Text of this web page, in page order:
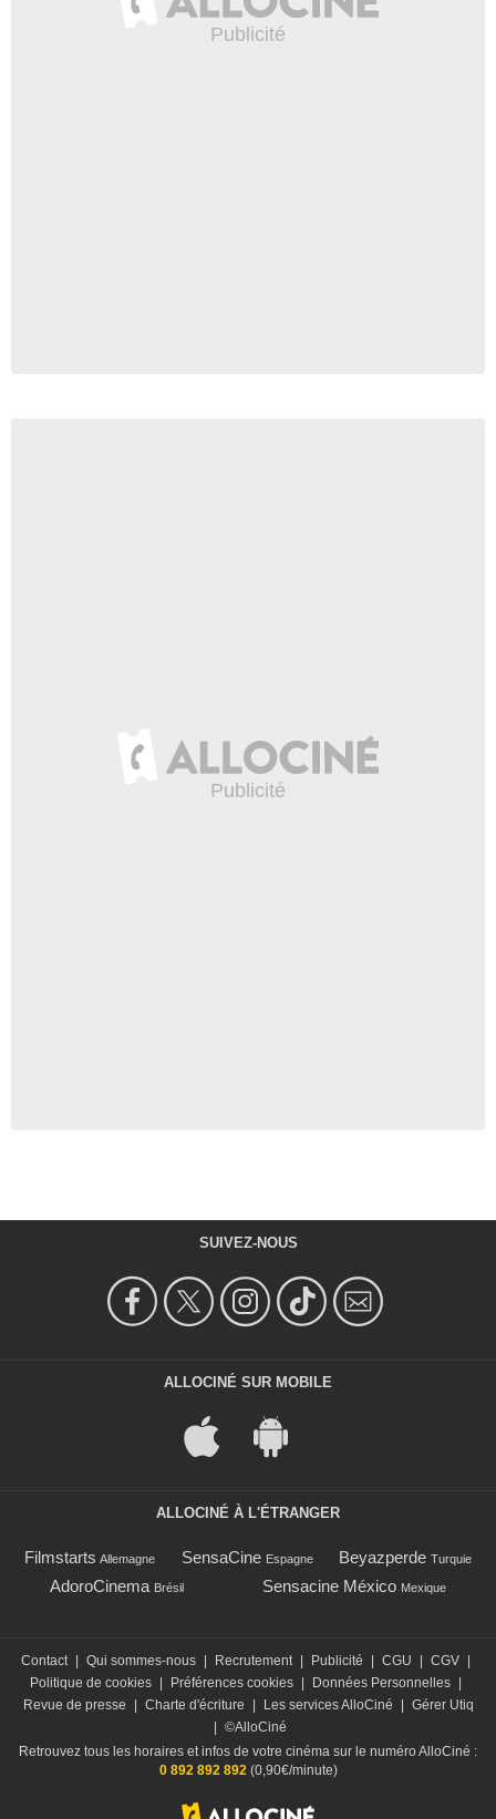
SUIVEZ-NOUS
ALLOCINÉ SUR MOBILE
ALLOCINÉ À L'ÉTRANGER
Filmstarts Allemagne SensaCine Espagne Beyazperde Turquie
AdoroCinema Brésil Sensacine México Mexique
Contact Qui sommes-nous Recrutement Publicité CGU CGV
Politique de cookies
Préférences cookies Données Personnelles
Revue de presse
Charte d'écriture Les services AlloCiné
Gérer Utiq
©AlloCiné
Retrouvez tous les horaires et infos de votre cinéma sur le numéro AlloCiné :
0 892 892 892(0,90€/minute)